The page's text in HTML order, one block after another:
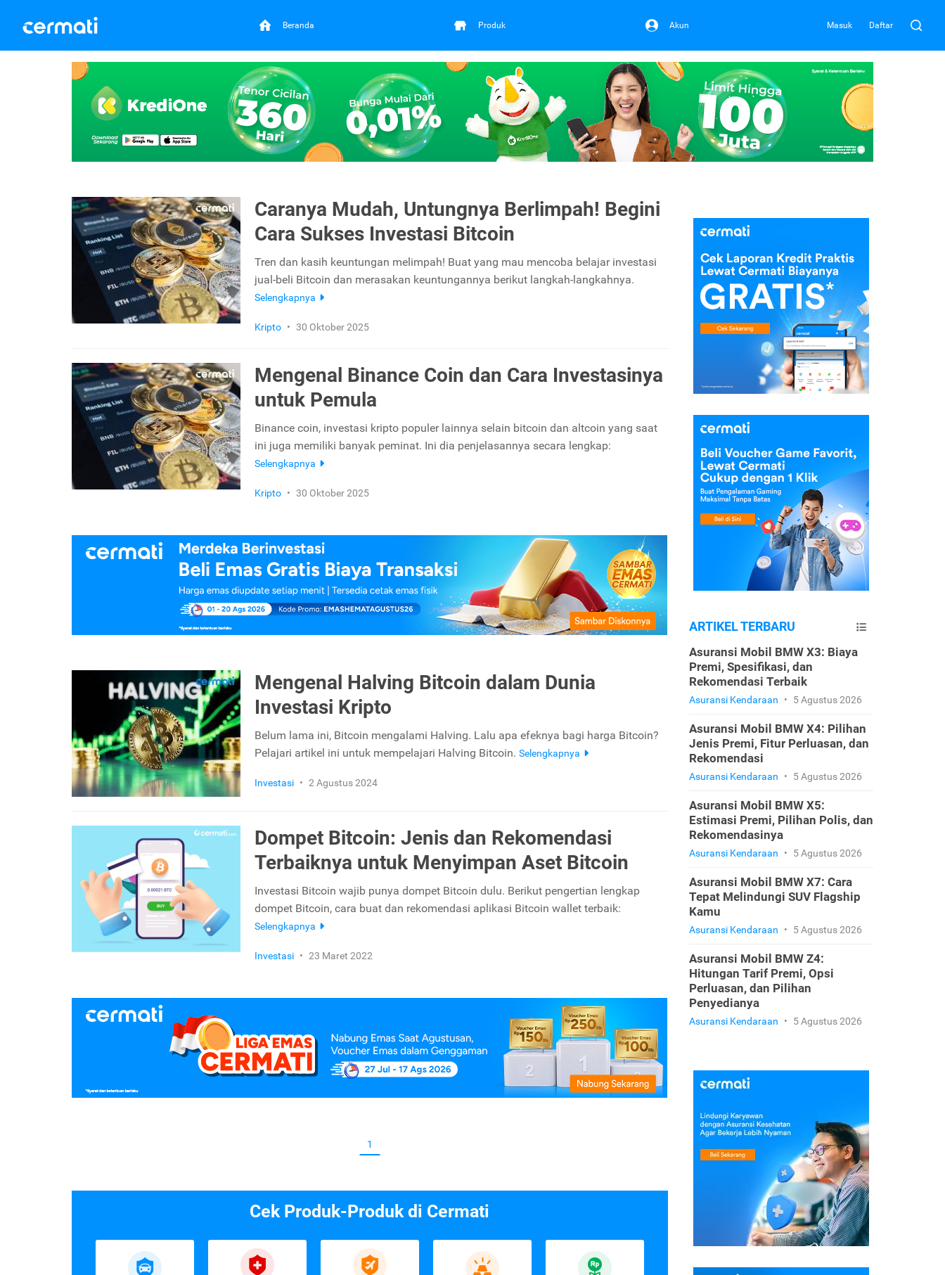
Beranda Produk Akun Masuk Daftar
Caranya Mudah, Untungnya Berlimpah! Begini
Cara Sukses Investasi Bitcoin
Tren dan kasih keuntungan melimpah! Buat yang mau mencoba belajar investasi
jual-beli Bitcoin dan merasakan keuntungannya berikut langkah-langkahnya.
Selengkapnya
Kripto • 30 Oktober 2025
Mengenal Binance Coin dan Cara Investasinya
untuk Pemula
Binance coin, investasi kripto populer lainnya selain bitcoin dan altcoin yang saat
ini juga memiliki banyak peminat. Ini dia penjelasannya secara lengkap:
Selengkapnya
Kripto • 30 Oktober 2025
Mengenal Halving Bitcoin dalam Dunia
Investasi Kripto
Belum lama ini, Bitcoin mengalami Halving. Lalu apa efeknya bagi harga Bitcoin?
Pelajari artikel ini untuk mempelajari Halving Bitcoin. Selengkapnya
Investasi • 2 Agustus 2024
Dompet Bitcoin: Jenis dan Rekomendasi
Terbaiknya untuk Menyimpan Aset Bitcoin
Investasi Bitcoin wajib punya dompet Bitcoin dulu. Berikut pengertian lengkap
dompet Bitcoin, cara buat dan rekomendasi aplikasi Bitcoin wallet terbaik:
Selengkapnya
Investasi • 23 Maret 2022
1
Cek Produk-Produk di Cermati
ARTIKEL TERBARU
Asuransi Mobil BMW X3: Biaya
Premi, Spesifikasi, dan
Rekomendasi Terbaik
Asuransi Kendaraan • 5 Agustus 2026
Asuransi Mobil BMW X4: Pilihan
Jenis Premi, Fitur Perluasan, dan
Rekomendasi
Asuransi Kendaraan • 5 Agustus 2026
Asuransi Mobil BMW X5:
Estimasi Premi, Pilihan Polis, dan
Rekomendasinya
Asuransi Kendaraan • 5 Agustus 2026
Asuransi Mobil BMW X7: Cara
Tepat Melindungi SUV Flagship
Kamu
Asuransi Kendaraan • 5 Agustus 2026
Asuransi Mobil BMW Z4:
Hitungan Tarif Premi, Opsi
Perluasan, dan Pilihan
Penyedianya
Asuransi Kendaraan • 5 Agustus 2026